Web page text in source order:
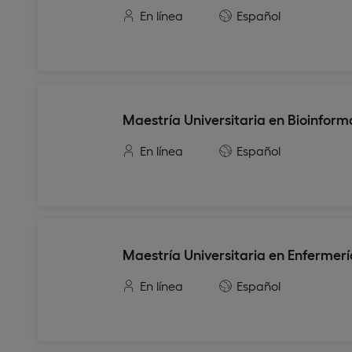
En línea Español
Maestría Universitaria en
En línea Español
Maestría Universitaria en
En línea Español